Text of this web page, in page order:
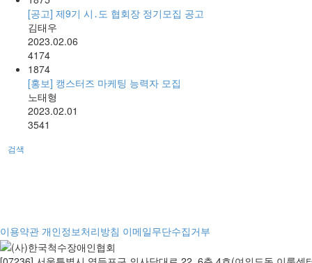
[공고] 제9기 시․도 협회장 정기모집 공고
김태우
2023.02.06
4174
1874
[홍보] 캥스터즈 마케팅 능력자 모집
노태형
2023.02.01
3541
검색
이용약관 개인정보처리방침 이메일무단수집거부